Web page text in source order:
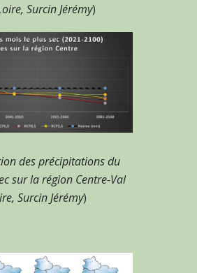
Surcin Jérémy)
des précipitations du
sur la région Centre-Val
Surcin Jérémy)